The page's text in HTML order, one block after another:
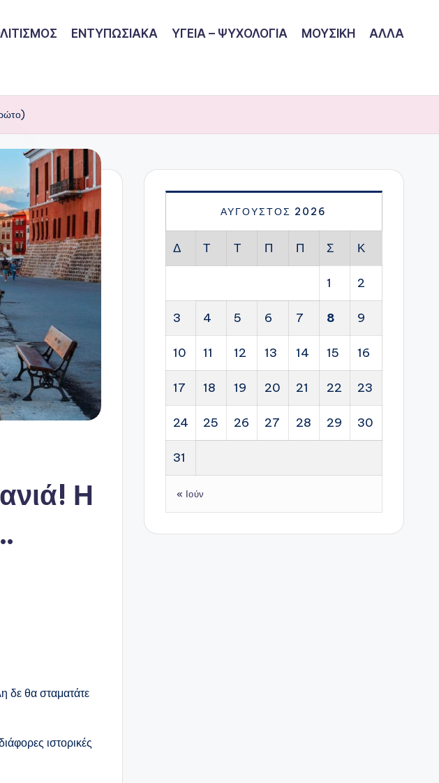
ΕΝΤΥΠΩΣΙΑΚΑ ΥΓΕΙΑ – ΨΥΧΟΛΟΓΙΑ ΜΟΥΣΙΚΗ ΑΛΛΑ
Η
δε θα σταματάτε
ιστορικές
ΑΎΓΟΥΣΤΟΣ 2026
Δ Τ Τ Π Π Σ Κ
1 2
3 4 5 6 7 8 9
10 11 12 13 14 15 16
17 18 19 20 21 22 23
24 25 26 27 28 29 30
31
« Ιούν